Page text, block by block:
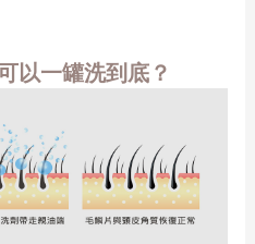
以一罐洗到底？